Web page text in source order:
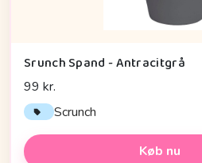
Srunch Spand - Antracitgrå
99 kr.
Scrunch
Køb nu